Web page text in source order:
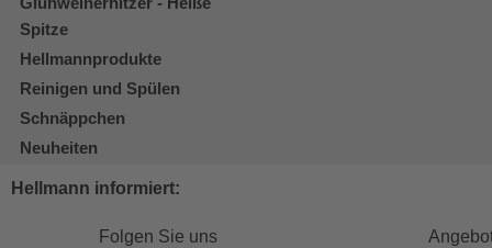
Spitze
Hellmannprodukte
Reinigen und Spülen
Schnäppchen
Neuheiten
Hellmann informiert:
Folgen Sie uns